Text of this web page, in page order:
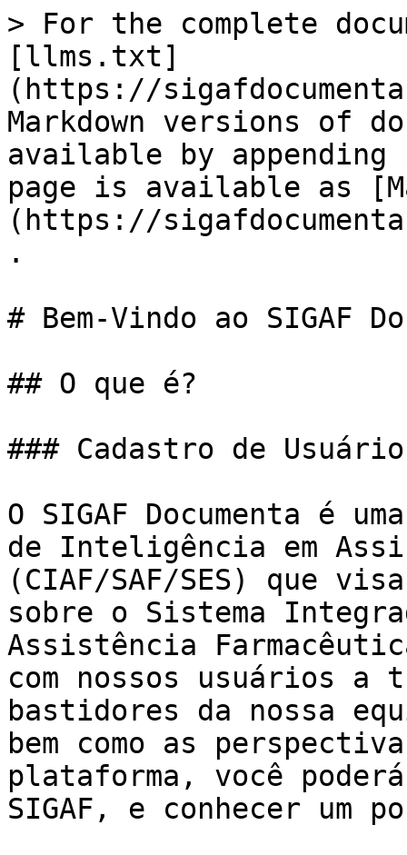
> For the complete
[llms.txt]
(https://
Markdown versions of
available by
page is available as
(https://
.
# Bem-Vindo ao SIGAF
## O que é?
### Cadastro de Usuário
O SIGAF Documenta é
de Inteligência em
(CIAF/SAF/SES) que
sobre o Sistema
Assistência
com nossos usuários
bastidores da nossa
bem como as
plataforma, você
SIGAF, e conhecer um